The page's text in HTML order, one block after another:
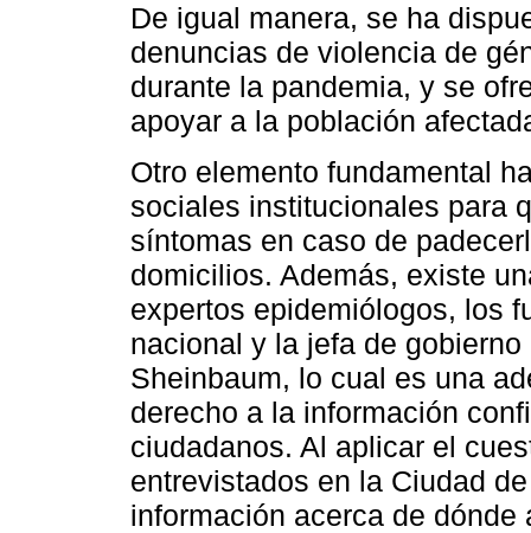
De igual manera, se ha
denuncias de violencia de
durante la pandemia, y se
apoyar a la población
Otro elemento fundamental
sociales institucionales para
síntomas en caso de
domicilios. Además, existe
expertos epidemiólogos, los
nacional y la jefa de
Sheinbaum, lo cual es una
derecho a la información
ciudadanos. Al aplicar el
entrevistados en la Ciudad
información acerca de